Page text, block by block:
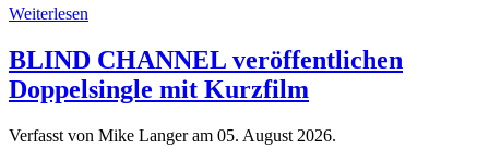
Weiterlesen
BLIND CHANNEL veröffentlichen
Doppelsingle mit Kurzfilm
Verfasst von Mike Langer am 05. August 2026.